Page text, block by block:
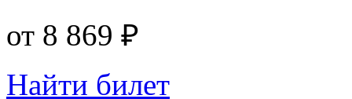
от 8 869 ₽
Найти билет